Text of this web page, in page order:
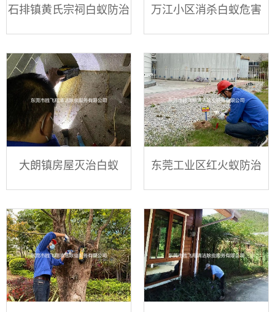
石排镇黄氏宗祠白蚁防治 万江小区消杀白蚁危害
大朗镇房屋灭治白蚁 东莞工业区红火蚁防治